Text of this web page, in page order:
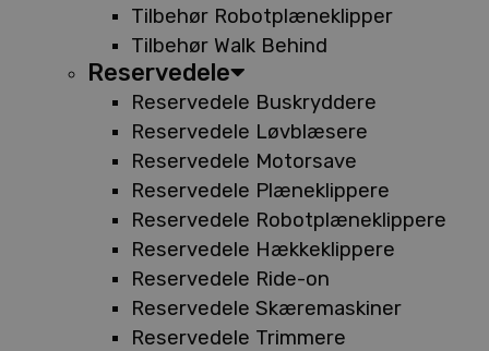
Tilbehør Robotplæneklipper
Tilbehør Walk Behind
Reservedele
Reservedele Buskryddere
Reservedele Løvblæsere
Reservedele Motorsave
Reservedele Plæneklippere
Reservedele Robotplæneklippere
Reservedele Hækkeklippere
Reservedele Ride-on
Reservedele Skæremaskiner
Reservedele Trimmere